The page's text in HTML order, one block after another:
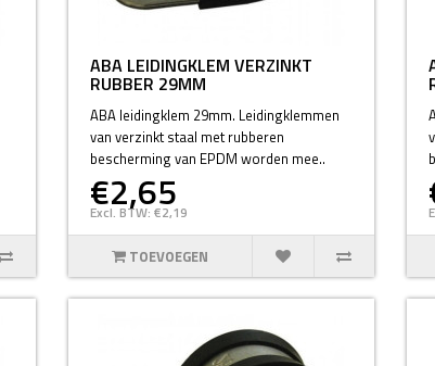
ABA LEIDINGKLEM VERZINKT
RUBBER 29MM
ABA leidingklem 29mm. Leidingklemmen
van verzinkt staal met rubberen
bescherming van EPDM worden mee..
€2,65
Excl. BTW: €2,19
TOEVOEGEN